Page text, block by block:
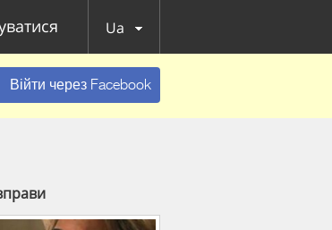
Ua
Війти через Facebook